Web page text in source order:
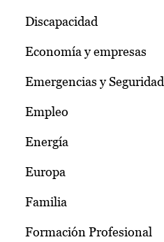
Discapacidad
Economía y empresas
Emergencias y Seguridad
Empleo
Energía
Europa
Familia
Formación Profesional